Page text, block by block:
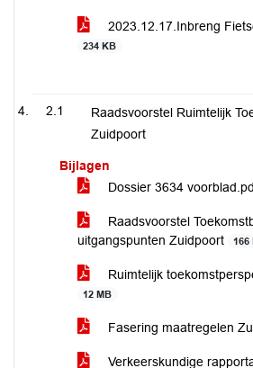
2023.12.17.Inbreng
234 KB
2.1
Raadsvoorstel Ruimtelijk
Zuidpoort
Bijlagen
Dossier 3634
Raadsvoorstel
uitgangspunten Zuidpoort
166
Ruimtelijk
12 MB
Fasering maatregelen
Verkeerskundige